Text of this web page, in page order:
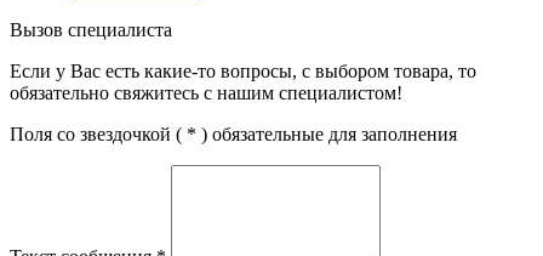
Вызов специалиста
Если у Вас есть какие-то вопросы, с выбором товара, то
обязательно свяжитесь с нашим специалистом!
Поля со звездочкой ( * ) обязательные для заполнения